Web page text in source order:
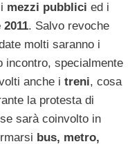
mezzi pubblici ed i
. Salvo revoche
molti saranno i
incontro, specialmente
anche i treni, cosa
la protesta di
sarà coinvolto in
bus, metro,